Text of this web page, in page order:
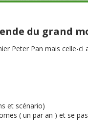
du grand
Peter Pan mais
et scénario)
( un par an ) et se